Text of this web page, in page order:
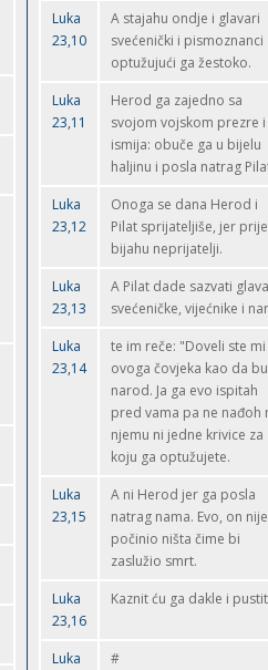
Luka
23,10
A stajahu ondje i glavari
svećenički i pismoznanci
optužujući ga žestoko.
Luka
23,11
Herod ga zajedno sa
svojom vojskom prezre i
ismija: obuče ga u bijelu
haljinu i posla natrag
Luka
23,12
Onoga se dana Herod i
Pilat sprijateljiše, jer prije
bijahu neprijatelji.
Luka
23,13
A Pilat dade sazvati
svećeničke, vijećnike i
Luka
23,14
te im reče: "Doveli ste mi
ovoga čovjeka kao da
narod. Ja ga evo ispitah
pred vama pa ne nađoh
njemu ni jedne krivice za
koju ga optužujete.
Luka
23,15
A ni Herod jer ga posla
natrag nama. Evo, on nije
počinio ništa čime bi
zaslužio smrt.
Luka
23,16
Kaznit ću ga dakle i
Luka
#